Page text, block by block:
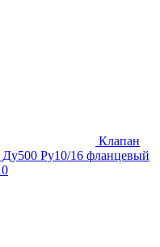
Клапан
Ру10/16 фланцевый